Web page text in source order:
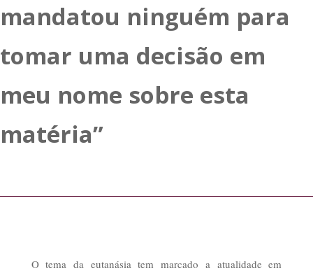
mandatou ninguém para
tomar uma decisão em
meu nome sobre esta
matéria”
O tema da eutanásia tem marcado a atualidade em